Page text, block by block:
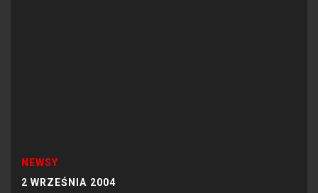
NEWSY
2 WRZEŚNIA 2004